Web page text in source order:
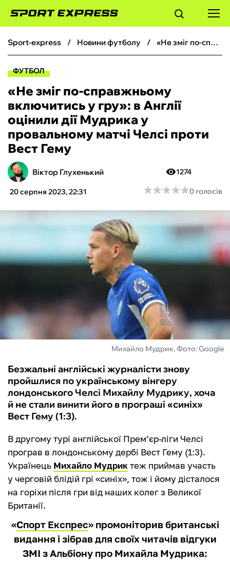
ФУТБОЛ
БОКС
ХОКЕЙ
ТЕНІС
КІБЕРСПОРТ
ФУТЗАЛ
БУКМЕКЕРИ
sport-express новини футболу «Не зміг по-справжньому включитись у гру»: в Англії оцінили дії Мудрика у провальному матчі Челсі проти Вест Гему
ФУТБОЛ
«Не зміг по-справжньому
включитись у гру»: в Англії
оцінили дії Мудрика у
провальному матчі Челсі проти
Вест Гему
Віктор Глухенький
20 серпня 2023, 22:31
1274
★★★★★
★★★★★0 голосів
Михайло Мудрик. Фото: Google
Безжальні англійські журналісти знову
пройшлися по українському вінгеру
лондонського Челсі Михайлу Мудрику, хоча
й не стали винити його в програші «синіх»
Вест Гему (1:3).
В другому турі англійської Прем’єр-ліги Челсі
програв в лондонському дербі Вест Гему (1:3).
Українець Михайло Мудриктеж приймав участь
у черговій блідій грі «синіх», тож і йому дісталося
на горіхи після гри від наших колег з Великої
Британії.
«Спорт Експрес» промоніторив британські
видання і зібрав для своїх читачів відгуки
ЗМІ з Альбіону про Михайла Мудрика: